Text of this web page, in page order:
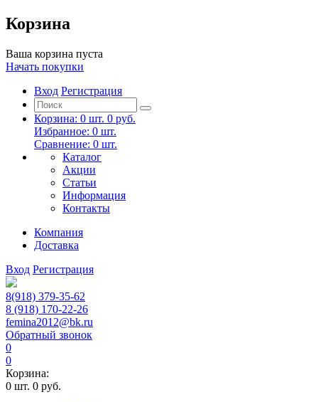
Корзина
Ваша корзина пуста
Начать покупки
Вход Регистрация
Корзина: 0 шт. 0 руб.
Избранное: 0 шт.
Сравнение: 0 шт.
Каталог
Акции
Статьи
Информация
Контакты
Компания
Доставка
Вход Регистрация
8(918) 379-35-62
8 (918) 170-22-26
femina2012@bk.ru
Обратный звонок
0
0
Корзина:
0 шт. 0 руб.